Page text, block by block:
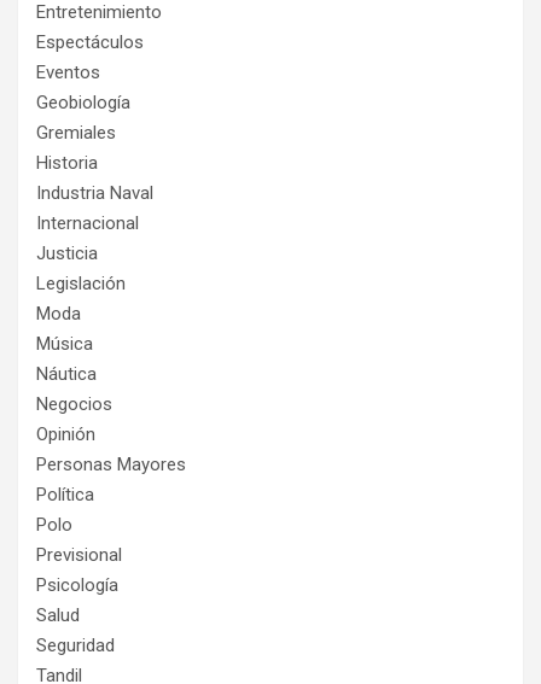
Entretenimiento
Espectáculos
Eventos
Geobiología
Gremiales
Historia
Industria Naval
Internacional
Justicia
Legislación
Moda
Música
Náutica
Negocios
Opinión
Personas Mayores
Política
Polo
Previsional
Psicología
Salud
Seguridad
Tandil